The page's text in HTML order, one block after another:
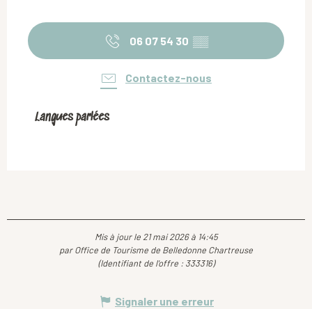
06 07 54 30 ▒▒
Contactez-nous
Langues parlées
Langues parlées
Mis à jour le 21 mai 2026 à 14:45
par Office de Tourisme de Belledonne Chartreuse
(Identifiant de l'offre : 333316)
Signaler une erreur